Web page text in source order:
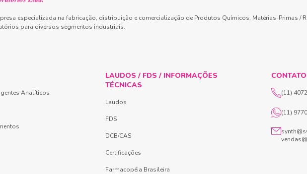
especializada na fabricação, distribuição e comercialização de Produtos Químicos, Matérias-Primas /
para diversos segmentos industriais.
Analíticos
LAUDOS / FDS / INFORMAÇÕES
TÉCNICAS
Laudos
FDS
DCB/CAS
Certificações
Farmacopéia Brasileira
CONTATO
(11)
(11)